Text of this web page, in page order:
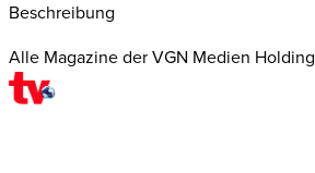
Beschreibung
Alle Magazine der VGN Medien Holding